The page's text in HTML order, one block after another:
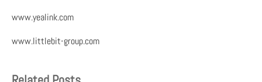
www.yealink.com
www.littlebit-group.com